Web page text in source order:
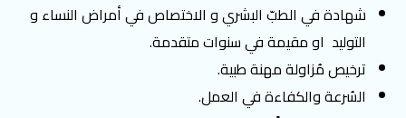
شهادة في الطبّ البشري و الاختصاص في أمراض النساء و
التوليد او مقيمة في سنوات متقدمة.
ترخيص مُزاولة مهنة طبية.
السُرعة والكفاءة في العمل.